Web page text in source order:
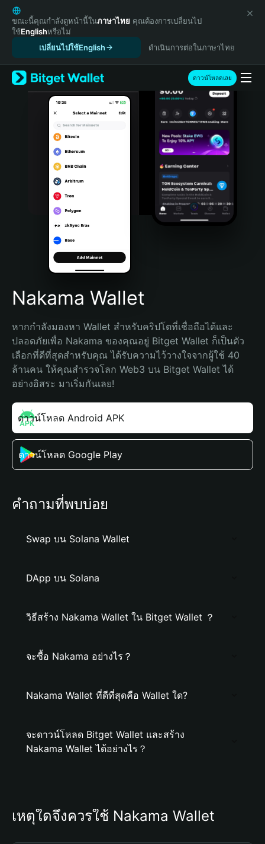
English
日本語
Tiếng Việt
Español (Latinoamérica)
Türkçe
Italiano
Português (Portugal)
Bahasa Indonesia
Português (Brasil)
Español (Argentina)
ขณะนี้คุณกำลังดูหน้านี้ในภาษาไทย คุณต้องการเปลี่ยนไป
ใช้Englishหรือไม่
เปลี่ยนไปใช้English
ดำเนินการต่อในภาษาไทย
ดาวน์โหลดเลย
Nakama Wallet
หากกำลังมองหา Wallet สำหรับคริปโตที่เชื่อถือได้และ
ปลอดภัยเพื่อ Nakama ของคุณอยู่ Bitget Wallet ก็เป็นตัว
เลือกที่ดีที่สุดสำหรับคุณ ได้รับความไว้วางใจจากผู้ใช้ 40
ล้านคน ให้คุณสำรวจโลก Web3 บน Bitget Wallet ได้
อย่างอิสระ มาเริ่มกันเลย!
ดาวน์โหลด Android APK
ดาวน์โหลด Google Play
คำถามที่พบบ่อย
Swap บน Solana Wallet
DApp บน Solana
วิธีสร้าง Nakama Wallet ใน Bitget Wallet ？
จะซื้อ Nakama อย่างไร？
Nakama Wallet ที่ดีที่สุดคือ Wallet ใด?
จะดาวน์โหลด Bitget Wallet และสร้าง
Nakama Wallet ได้อย่างไร？
เหตุใดจึงควรใช้ Nakama Wallet